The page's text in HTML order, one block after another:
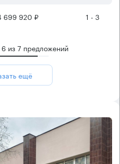
699 920 ₽ 1 - 3
6 из7 предложений
ещё